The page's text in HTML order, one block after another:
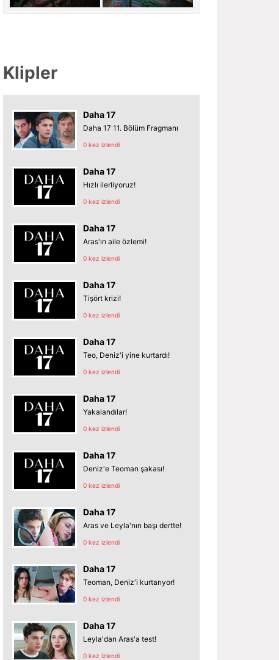
Klipler
Daha 17
Daha 17 11. Bölüm Fragmanı
0 kez izlendi
Daha 17
Hızlı ilerliyoruz!
0 kez izlendi
Daha 17
Aras'ın aile özlemi!
0 kez izlendi
Daha 17
Tişört krizi!
0 kez izlendi
Daha 17
Teo, Deniz'i yine kurtardı!
0 kez izlendi
Daha 17
Yakalandılar!
0 kez izlendi
Daha 17
Deniz'e Teoman şakası!
0 kez izlendi
Daha 17
Aras ve Leyla'nın başı dertte!
0 kez izlendi
Daha 17
Teoman, Deniz'i kurtarıyor!
0 kez izlendi
Daha 17
Leyla'dan Aras'a test!
0 kez izlendi